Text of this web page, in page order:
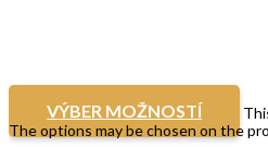
VÝBER MOŽNOSTÍ
The options may be chosen on the